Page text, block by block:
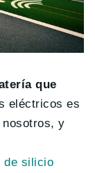
que
eléctricos es
nosotros, y
de silicio